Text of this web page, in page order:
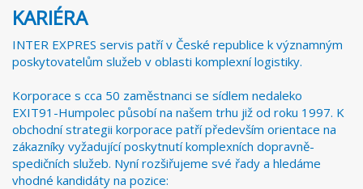
KARIÉRA
INTER EXPRES servis patří v České republice k významným
poskytovatelům služeb v oblasti komplexní logistiky.
Korporace s cca 50 zaměstnanci se sídlem nedaleko
EXIT91-Humpolec působí na našem trhu již od roku 1997. K
obchodní strategii korporace patří především orientace na
zákazníky vyžadující poskytnutí komplexních dopravně-
spedičních služeb. Nyní rozšiřujeme své řady a hledáme
vhodné kandidáty na pozice: